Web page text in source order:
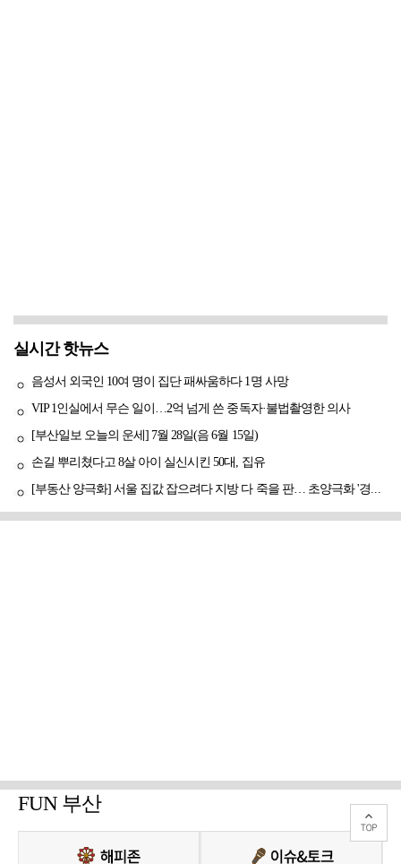
실시간 핫뉴스
음성서 외국인 10여 명이 집단 패싸움하다 1명 사망
VIP 1인실에서 무슨 일이…2억 넘게 쓴 중독자·불법촬영한 의사
[부산일보 오늘의 운세] 7월 28일(음 6월 15일)
손길 뿌리쳤다고 8살 아이 실신시킨 50대, 집유
[부동산 양극화] 서울 집값 잡으려다 지방 다 죽을 판… 초양극화 '경고등'
FUN 부산